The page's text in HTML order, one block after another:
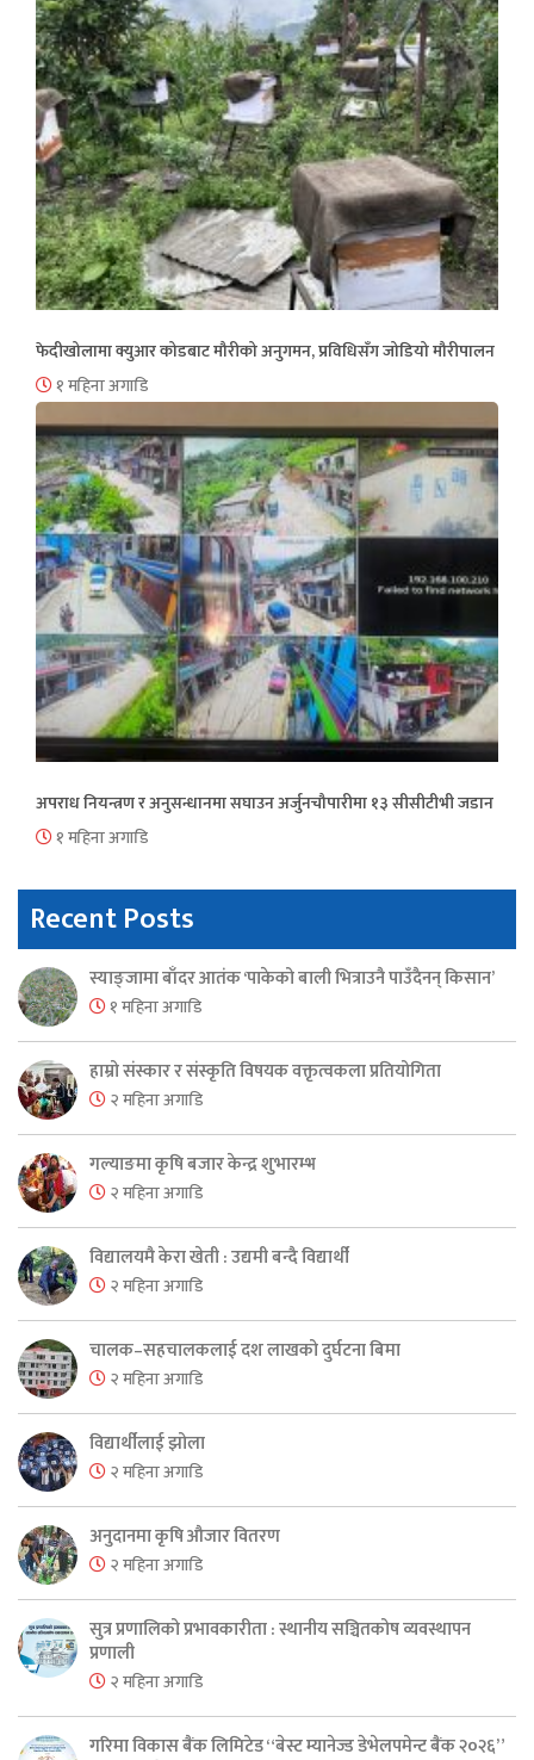
फेदीखोलामा क्युआर कोडबाट मौरीको अनुगमन, प्रविधिसँग जोडियो मौरीपालन
१ महिना अगाडि
अपराध नियन्त्रण र अनुसन्धानमा सघाउन अर्जुनचौपारीमा १३ सीसीटीभी जडान
१ महिना अगाडि
Recent Posts
स्याङ्जामा बाँदर आतंक ‘पाकेको बाली भित्राउनै पाउँदैनन् किसान’
१ महिना अगाडि
हाम्रो संस्कार र संस्कृति विषयक वक्तृत्वकला प्रतियोगिता
२ महिना अगाडि
गल्याङमा कृषि बजार केन्द्र शुभारम्भ
२ महिना अगाडि
विद्यालयमै केरा खेती : उद्यमी बन्दै विद्यार्थी
२ महिना अगाडि
चालक–सहचालकलाई दश लाखको दुर्घटना बिमा
२ महिना अगाडि
विद्यार्थीलाई झोला
२ महिना अगाडि
अनुदानमा कृषि औजार वितरण
२ महिना अगाडि
सुत्र प्रणालिको प्रभावकारीता : स्थानीय सञ्चितकोष व्यवस्थापन
प्रणाली
२ महिना अगाडि
गरिमा विकास बैंक लिमिटेड “बेस्ट म्यानेज्ड डेभेलपमेन्ट बैंक २०२६”